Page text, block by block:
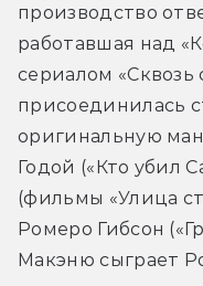
производство
работавшая над
сериалом «Сквозь
присоединилась
оригинальную
Годой («Кто убил
(фильмы «Улица
Ромеро Гибсон
Макэню сыграет